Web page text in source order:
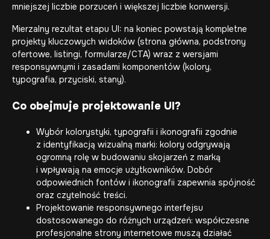
mniejszej liczbie porzuceń i większej liczbie konwersji.
Mierzalny rezultat etapu UI: na koniec powstają kompletne
projekty kluczowych widoków (strona główna, podstrony
ofertowe, listingi, formularze/CTA) wraz z wersjami
responsywnymi i zasadami komponentów (kolory,
typografia, przyciski, stany).
Co obejmuje projektowanie UI?
Wybór kolorystyki, typografii i ikonografii zgodnie
z identyfikacją wizualną marki: kolory odgrywają
ogromną rolę w budowaniu skojarzeń z marką
i wpływają na emocje użytkowników. Dobór
odpowiednich fontów i ikonografii zapewnia spójność
oraz czytelność treści.
Projektowanie responsywnego interfejsu
dostosowanego do różnych urządzeń: współczesne
profesjonalne strony internetowe muszą działać